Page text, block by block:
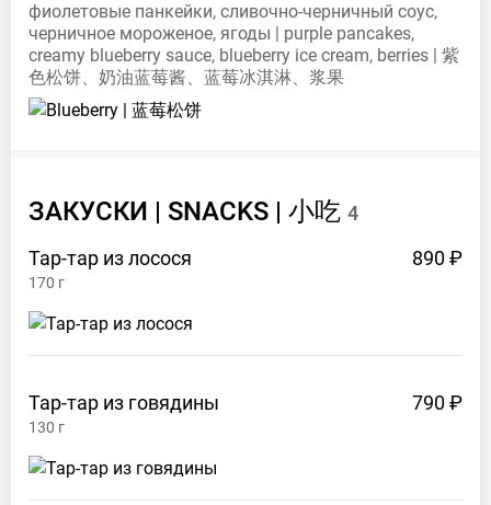
фиолетовые панкейки, сливочно-черничный соус,
черничное мороженое, ягоды | purple pancakes,
creamy blueberry sauce, blueberry ice cream, berries | 紫
色松饼、奶油蓝莓酱、蓝莓冰淇淋、浆果
ЗАКУСКИ | SNACKS | 小吃 4
Тар-тар излосося 890 ₽
170 г
Тар-тар из говядины 790 ₽
130 г